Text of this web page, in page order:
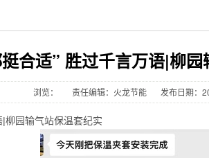
合适” 胜过千言万语|柳
浏览： 责任编辑：火龙节能 发布日期：
园输气站保温套纪实